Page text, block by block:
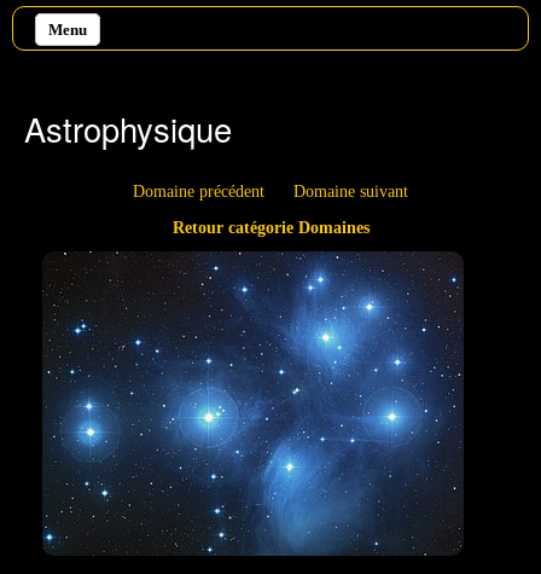
Menu
Astrophysique
Domaine précédent Domaine suivant
Retour catégorie Domaines